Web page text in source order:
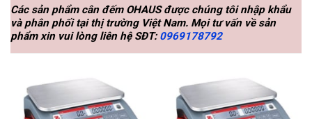
Các sản phẩm cân đếm OHAUS được chúng tôi nhập khẩu
và phân phối tại thị trường Việt Nam. Mọi tư vấn về sản
phẩm xin vui lòng liên hệ SĐT: 0969178792